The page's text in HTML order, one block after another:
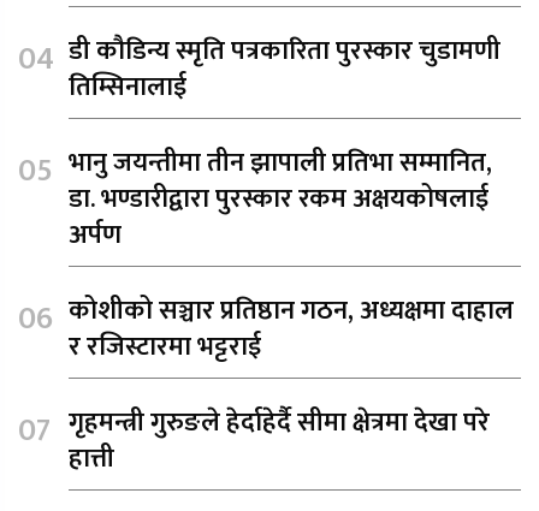
डी कौडिन्य स्मृति पत्रकारिता पुरस्कार चुडामणी
तिम्सिनालाई
भानु जयन्तीमा तीन झापाली प्रतिभा सम्मानित,
डा. भण्डारीद्वारा पुरस्कार रकम अक्षयकोषलाई
अर्पण
कोशीको सञ्चार प्रतिष्ठान गठन, अध्यक्षमा दाहाल
र रजिस्टारमा भट्टराई
गृहमन्त्री गुरुङले हेर्दाहेर्दै सीमा क्षेत्रमा देखा परे
हात्ती